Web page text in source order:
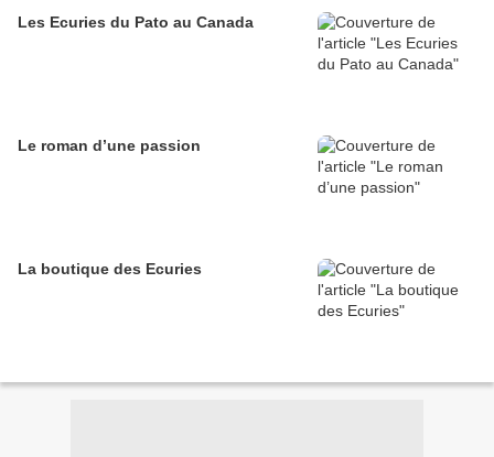
Les Ecuries du Pato au Canada
Le roman d’une passion
La boutique des Ecuries